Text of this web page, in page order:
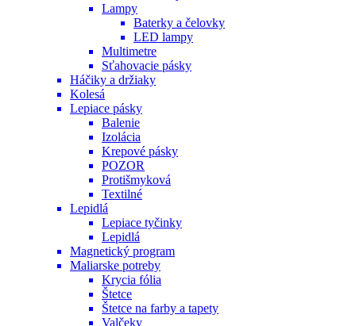
Lampy
Baterky a čelovky
LED lampy
Multimetre
Sťahovacie pásky
Háčiky a držiaky
Kolesá
Lepiace pásky
Balenie
Izolácia
Krepové pásky
POZOR
Protišmyková
Textilné
Lepidlá
Lepiace tyčinky
Lepidlá
Magnetický program
Maliarske potreby
Krycia fólia
Štetce
Štetce na farby a tapety
Valčeky